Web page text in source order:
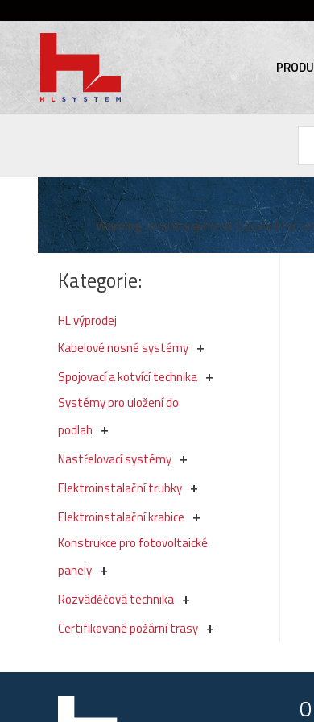
Kategorie:
HL výprodej
Kabelové nosné systémy
Spojovací a kotvící technika
Systémy pro uložení do
podlah
Nastřelovací systémy
Elektroinstalační trubky
Elektroinstalační krabice
Konstrukce pro fotovoltaické
panely
Rozváděčová technika
Certifikované požární trasy
Warning: Invalid argument supplied for